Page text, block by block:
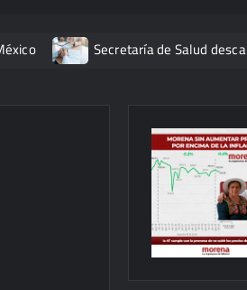
Secretaría de Salud descarta brote